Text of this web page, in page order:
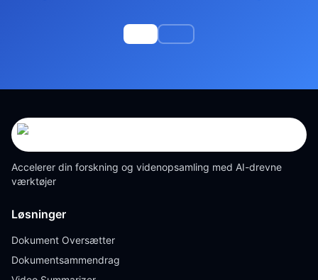
Accelerer din forskning og videnopsamling med AI-drevne
værktøjer
Løsninger
Dokument Oversætter
Dokumentsammendrag